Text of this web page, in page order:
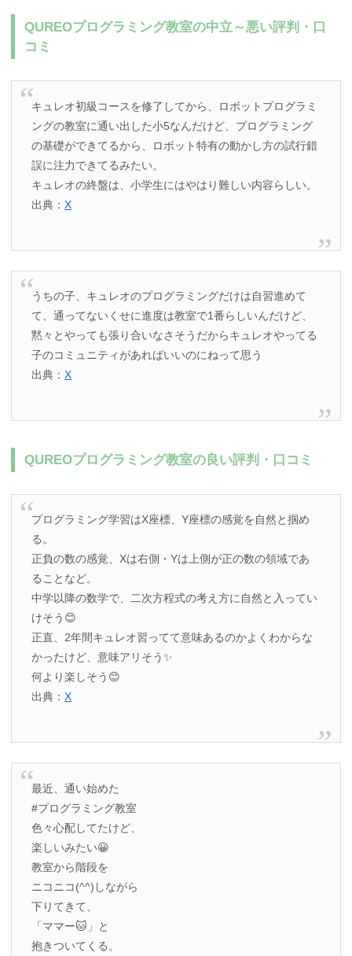
QUREOプログラミング教室の中立～悪い評判・口
コミ
キュレオ初級コースを修了してから、ロボットプログラミ
ングの教室に通い出した小5なんだけど、プログラミング
の基礎ができてるから、ロボット特有の動かし方の試行錯
誤に注力できてるみたい。
キュレオの終盤は、小学生にはやはり難しい内容らしい。
出典：X
うちの子、キュレオのプログラミングだけは自習進めて
て、通ってないくせに進度は教室で1番らしいんだけど、
黙々とやっても張り合いなさそうだからキュレオやってる
子のコミュニティがあればいいのにねって思う
出典：X
QUREOプログラミング教室の良い評判・口コミ
プログラミング学習はX座標、Y座標の感覚を自然と掴め
る。
正負の数の感覚、Xは右側・Yは上側が正の数の領域であ
ることなど。
中学以降の数学で、二次方程式の考え方に自然と入ってい
けそう😊
正直、2年間キュレオ習ってて意味あるのかよくわからな
かったけど、意味アリそう✨
何より楽しそう😊
出典：X
最近、通い始めた
#プログラミング教室
色々心配してたけど、
楽しいみたい😀
教室から階段を
ニコニコ(^^)しながら
下りてきて、
「ママー🐱」と
抱きついてくる。